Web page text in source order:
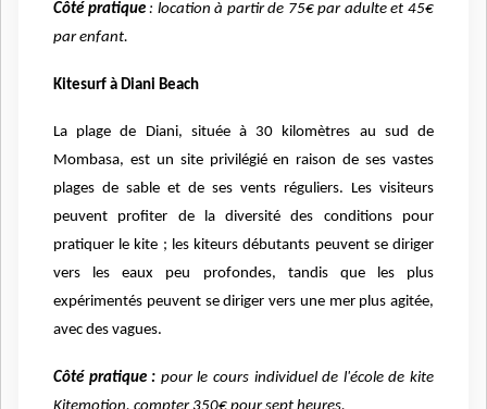
Côté pratique: location à partir de 75€ par adulte et 45€
par enfant.
Kitesurf à Diani Beach
La plage de Diani, située à 30 kilomètres au sud de
Mombasa, est un site privilégié en raison de ses vastes
plages de sable et de ses vents réguliers. Les visiteurs
peuvent profiter de la diversité des conditions pour
pratiquer le kite ; les kiteurs débutants peuvent se diriger
vers les eaux peu profondes, tandis que les plus
expérimentés peuvent se diriger vers une mer plus agitée,
avec des vagues.
Côté pratique : pour le cours individuel de l'école de kite